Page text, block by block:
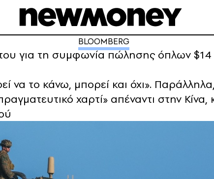
BLOOMBERG
για τη συμφωνία πώλησης όπλων $14
το κάνω, μπορεί και όχι».
χαρτί» απέναντι στην